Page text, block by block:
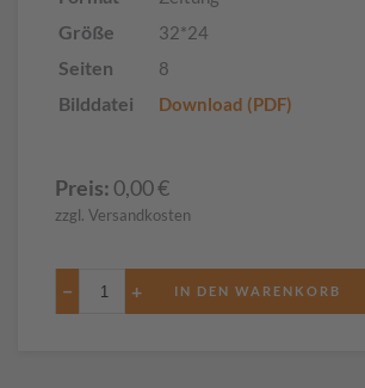
Größe 32*24
Seiten 8
Bilddatei Download (PDF)
Preis: 0,00€
zzgl. Versandkosten
− +